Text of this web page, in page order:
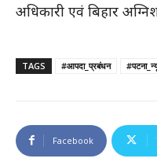
अधिकारी एवं बिहार
TAGS #आपदा_प्रबंधन
Facebook